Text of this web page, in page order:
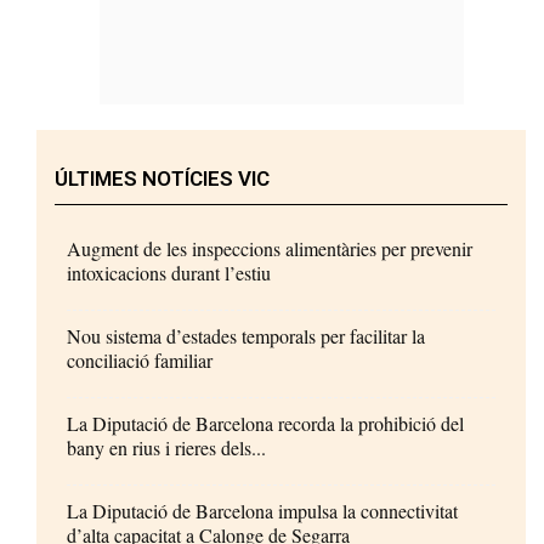
ÚLTIMES NOTÍCIES VIC
Augment de les inspeccions alimentàries per prevenir
intoxicacions durant l’estiu
Nou sistema d’estades temporals per facilitar la
conciliació familiar
La Diputació de Barcelona recorda la prohibició del
bany en rius i rieres dels...
La Diputació de Barcelona impulsa la connectivitat
d’alta capacitat a Calonge de Segarra